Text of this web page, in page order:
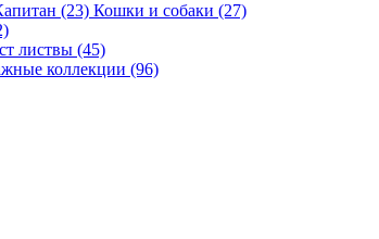
(23) Кошки и собаки (27)
листвы (45)
коллекции (96)